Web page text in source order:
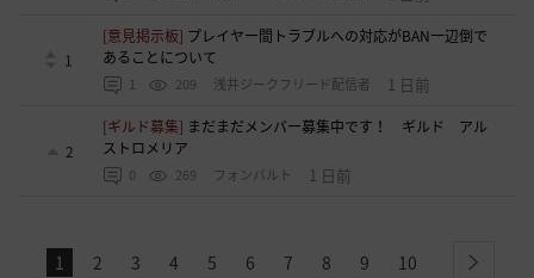
1
[意見掲示板] プレイヤー間トラブルへの対応がBAN一辺倒で
あることについて
1 209 浅井ジークフリード配信者 1 日前
2
[ギルド募集] まだまだメンバー募集中です！ ギルド アル
ストロメリア
0 269 フォンバルト 1 日前
1 2 3 4 5 6 7 8 9 10 next